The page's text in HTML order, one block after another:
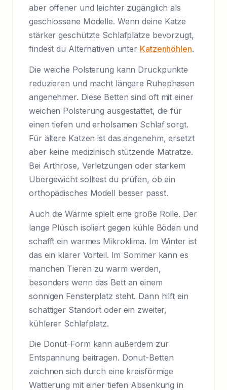
aber offener und leichter zugänglich als
geschlossene Modelle. Wenn deine Katze
stärker geschützte Schlafplätze bevorzugt,
findest du Alternativen unter Katzenhöhlen.
Die weiche Polsterung kann Druckpunkte
reduzieren und macht längere Ruhephasen
angenehmer. Diese Betten sind oft mit einer
weichen Polsterung ausgestattet, die für
einen tiefen und erholsamen Schlaf sorgt.
Für ältere Katzen ist das angenehm, ersetzt
aber keine medizinisch stützende Matratze.
Bei Arthrose, Verletzungen oder starkem
Übergewicht solltest du prüfen, ob ein
orthopädisches Modell besser passt.
Auch die Wärme spielt eine große Rolle. Der
lange Plüsch isoliert gegen kühle Böden und
schafft ein warmes Mikroklima. Im Winter ist
das ein klarer Vorteil. Im Sommer kann es
manchen Tieren zu warm werden,
besonders wenn das Bett an einem
sonnigen Fensterplatz steht. Dann hilft ein
schattiger Standort oder ein zweiter,
kühlerer Schlafplatz.
Die Donut-Form kann außerdem zur
Entspannung beitragen. Donut-Betten
zeichnen sich durch eine kreisförmige
Wattierung mit einer tiefen Absenkung in